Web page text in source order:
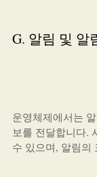
G. 알림 및 알
운영체제에서는
보를 전달합니다.
수 있으며, 알림의